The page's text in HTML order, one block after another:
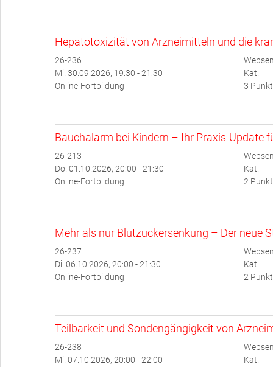
Hepatotoxizität von Arzneimitteln und die
26-236
Mi. 30.09.2026, 19:30 - 21:30
Online-Fortbildung
Kat.
3
Bauchalarm bei Kindern – Ihr Praxis-Update
26-213
Do. 01.10.2026, 20:00 - 21:30
Online-Fortbildung
Kat.
2
Mehr als nur Blutzuckersenkung – Der neue
26-237
Di. 06.10.2026, 20:00 - 21:30
Online-Fortbildung
Kat.
2
Teilbarkeit und Sondengängigkeit von
26-238
Mi. 07.10.2026, 20:00 - 22:00
Kat.